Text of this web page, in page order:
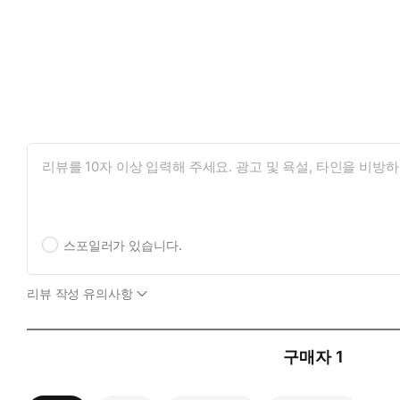
스포일러가 있습니다.
리뷰 작성 유의사항
구매자 1